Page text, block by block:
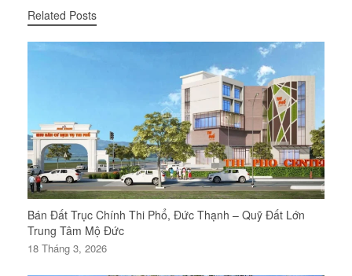
Related Posts
Bán Đất Trục Chính Thi Phổ, Đức Thạnh – Quỹ Đất Lớn
Trung Tâm Mộ Đức
18 Tháng 3, 2026